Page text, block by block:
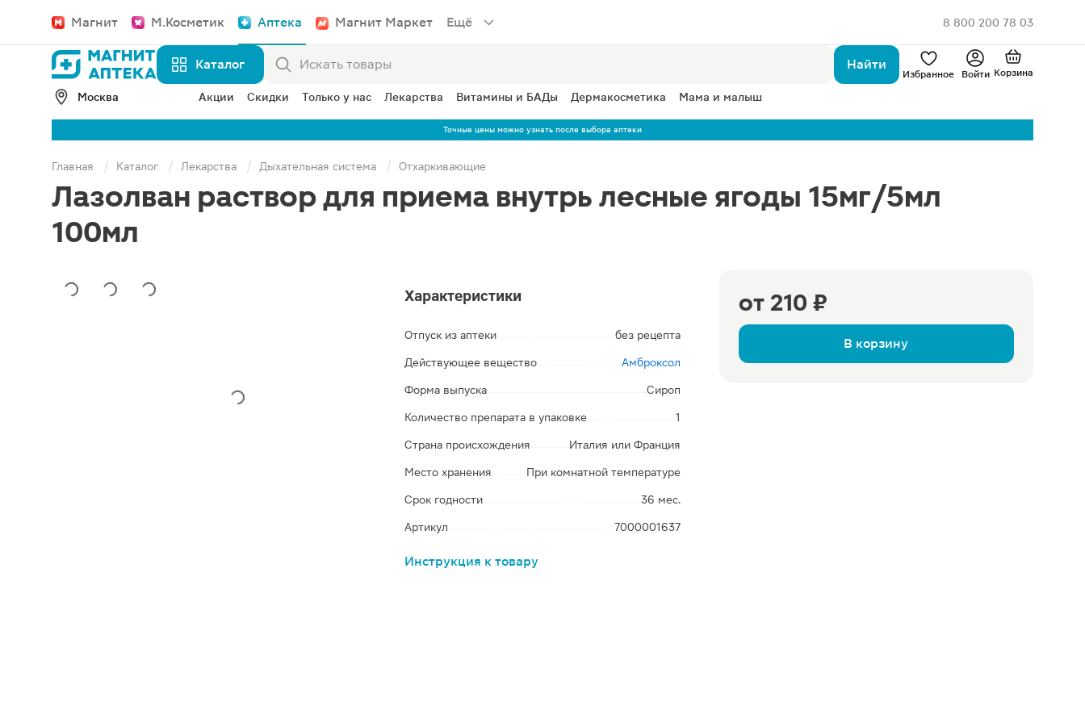
Магнит М.Косметик Аптека Магнит Маркет Ещё 8 800 200 78 03
Каталог Найти
Избранное Войти Корзина
Москва Акции Скидки Только у нас Лекарства Витамины и БАДы Дермакосметика Мама и малыш
Точные цены можно узнать после выбора аптеки
Главная Каталог Лекарства Дыхательная система Отхаркивающие
Лазолван раствор для приема внутрь лесные ягоды 15мг/5мл
100мл
от 210 ₽
В корзину
Характеристики
Отпуск из аптеки без рецепта
Действующее вещество Амброксол
Форма выпуска Сироп
Количество препарата в упаковке 1
Страна происхождения Италия или Франция
Место хранения При комнатной температуре
Срок годности 36 мес.
Артикул 7000001637
Инструкция к товару